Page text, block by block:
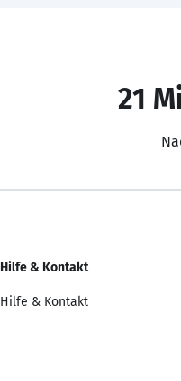
21
Hilfe & Kontakt
Hilfe & Kontakt